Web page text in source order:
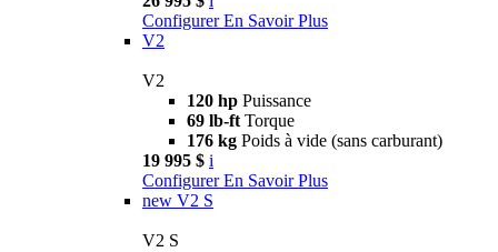
Configurer En Savoir Plus
V2
V2
120 hp Puissance
69 lb-ft Torque
176 kg Poids à vide (sans carburant)
19 995 $ i
Configurer En Savoir Plus
new V2 S
V2 S